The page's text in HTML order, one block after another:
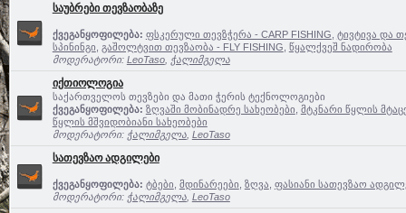
საუბრები თევზაობაზე
ქვეგანყოფილება: ფსკერული თევზჭერა - CARP FISHING ტივტივა და
სპინინგი გაშოლტვით თევზაობა - FLY FISHING წყალქვეშ ნადირობა
მოდერატორი: LeoTaso, ჭალიმგელა
იქთიოლოგია
საქართველოს თევზები და მათი ჭერის ტექნოლოგიები
ქვეგანყოფილება: ზღვაში მობინადრე სახეობები მტკნარი წყლის
წყლის მშვიდობიანი სახეობები
მოდერატორი: ჭალიმგელა, LeoTaso
სათევზაო ადგილები
ქვეგანყოფილება: ტბები მდინარეები ზღვა ფასიანი სათევზაო
მოდერატორი: ჭალიმგელა, LeoTaso